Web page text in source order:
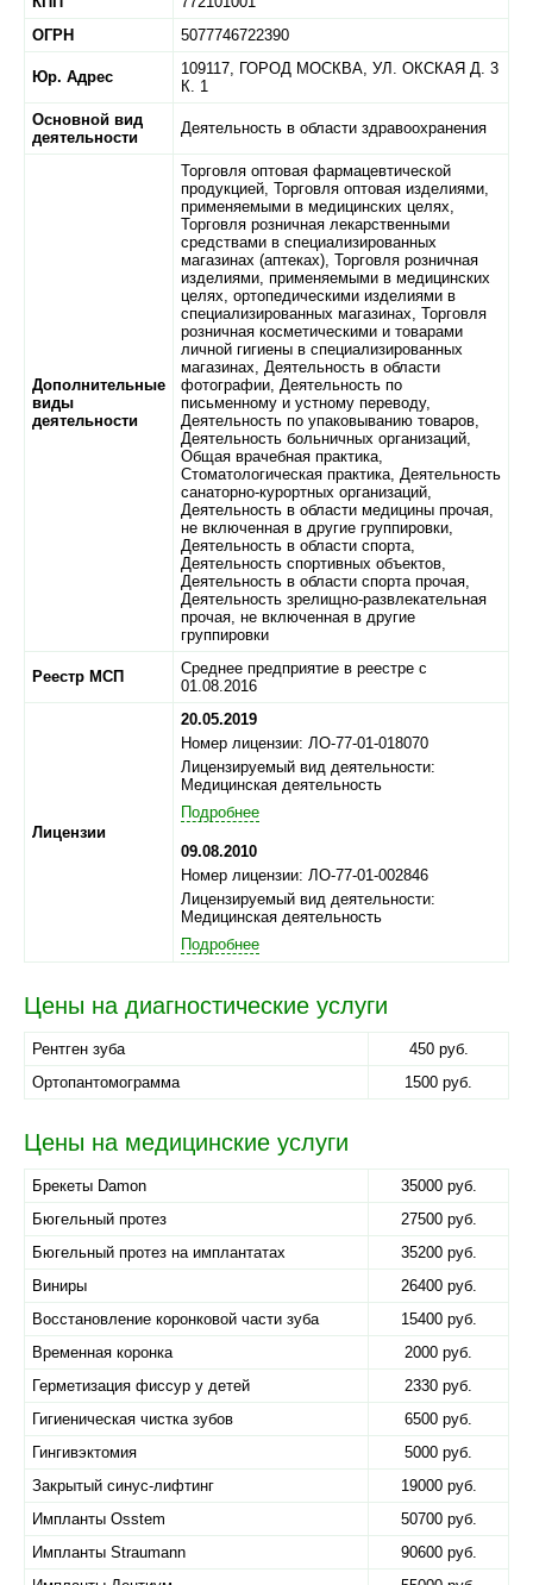
ОГРН
5077746722390
Юр. Адрес 109117, ГОРОД МОСКВА, УЛ. ОКСКАЯ Д. 3
К. 1
Основной вид
деятельности
Деятельность в области здравоохранения
Дополнительные
виды
деятельности
Торговля оптовая фармацевтической
продукцией, Торговля оптовая изделиями,
применяемыми в медицинских целях,
Торговля розничная лекарственными
средствами в специализированных
магазинах (аптеках), Торговля розничная
изделиями, применяемыми в медицинских
целях, ортопедическими изделиями в
специализированных магазинах, Торговля
розничная косметическими и товарами
личной гигиены в специализированных
магазинах, Деятельность в области
фотографии, Деятельность по
письменному и устному переводу,
Деятельность по упаковыванию товаров,
Деятельность больничных организаций,
Общая врачебная практика,
Стоматологическая практика, Деятельность
санаторно-курортных организаций,
Деятельность в области медицины прочая,
не включенная в другие группировки,
Деятельность в области спорта,
Деятельность спортивных объектов,
Деятельность в области спорта прочая,
Деятельность зрелищно-развлекательная
прочая, не включенная в другие
группировки
Реестр МСП
Среднее предприятие в реестре с
01.08.2016
Лицензии
20.05.2019
Номер лицензии: ЛО-77-01-018070
Лицензируемый вид деятельности:
Медицинская деятельность
Подробнее
09.08.2010
Номер лицензии: ЛО-77-01-002846
Лицензируемый вид деятельности:
Медицинская деятельность
Подробнее
Цены на диагностические услуги
Рентген зуба
450 руб.
Ортопантомограмма
1500 руб.
Цены на медицинские услуги
Брекеты Damon
35000 руб.
Бюгельный протез
27500 руб.
Бюгельный протез на имплантатах
35200 руб.
Виниры
26400 руб.
Восстановление коронковой части зуба
15400 руб.
Временная коронка
2000 руб.
Герметизация фиссур у детей
2330 руб.
Гигиеническая чистка зубов
6500 руб.
Гингивэктомия
5000 руб.
Закрытый синус-лифтинг
19000 руб.
Импланты Osstem
50700 руб.
Импланты Straumann
90600 руб.